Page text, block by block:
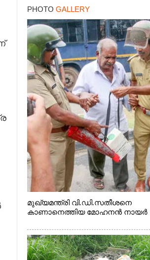
PHOTO GALLERY
മുഖ്യമന്ത്രി വി.ഡി.സതീശനെ
കാണാനെത്തിയ മോഹനൻ നായർ